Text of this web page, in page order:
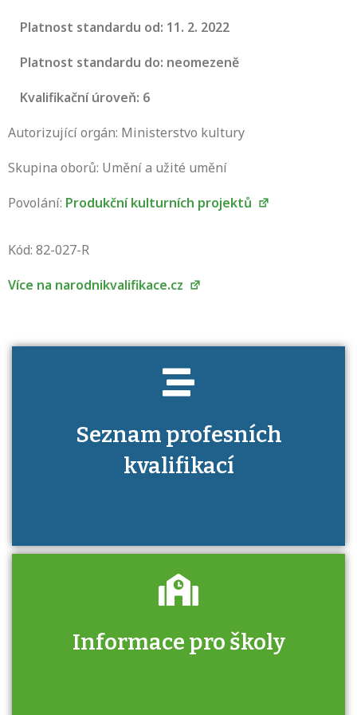
Platnost standardu od: 11. 2. 2022
Platnost standardu do: neomezeně
Kvalifikační úroveň: 6
Autorizující orgán: Ministerstvo kultury
Skupina oborů: Umění a užité umění
Povolání: Produkční kulturních projektů
Kód: 82-027-R
Více na narodnikvalifikace.cz
Seznam profesních
kvalifikací
Víte, jaké dovednosti musíte pro danou
Informace pro školy
Zjistěte, jak se přihlásit ke zkoušce a kde